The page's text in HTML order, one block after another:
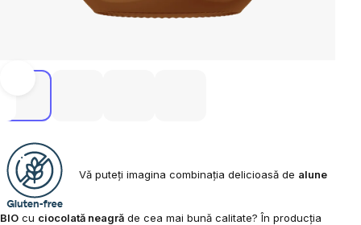
Vă puteți imagina combinația delicioasă de alune
BIO cu ciocolată neagră de cea mai bună calitate? În producția